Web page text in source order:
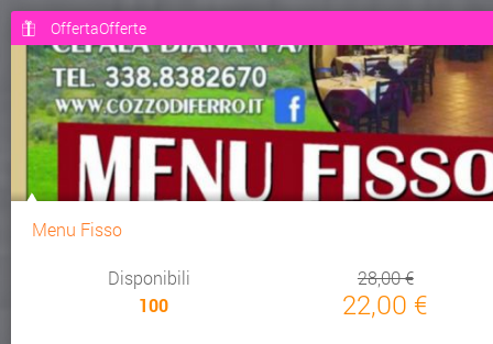
OffertaOfferte
Menu Fisso
Disponibili
100
28,00 €
22,00 €